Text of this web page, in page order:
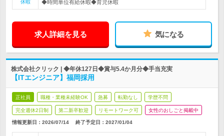
休暇
◆時間単位有給休暇◆育児休暇
求人詳細を見る 気になる
株式会社クリック | ◆年休127日◆賞与5.4か月分◆手当充実
【ITエンジニア】福岡採用
正社員 職種・業種未経験OK 急募 転勤なし 学歴不問
完全週休2日制 第二新卒歓迎 リモートワーク可 女性のおしごと掲載中
情報更新日：2026/07/14 終了予定日： 2027/01/04